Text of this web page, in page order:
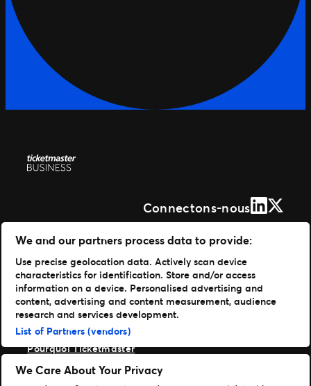
Connectons-nousLinkedIn
X
Solutions
Gestion de vos événements
Distribuer vos billets
Des experts à votre service
Expérience fan
Entreprise
Pourquoi Ticketmaster
Notre histoire
We and our partners process data to provide:
Use precise geolocation data. Actively scan device
characteristics for identification. Store and/or access
information on a device. Personalised advertising and
content, advertising and content measurement, audience
research and services development.
List of Partners (vendors)
We Care About Your Privacy